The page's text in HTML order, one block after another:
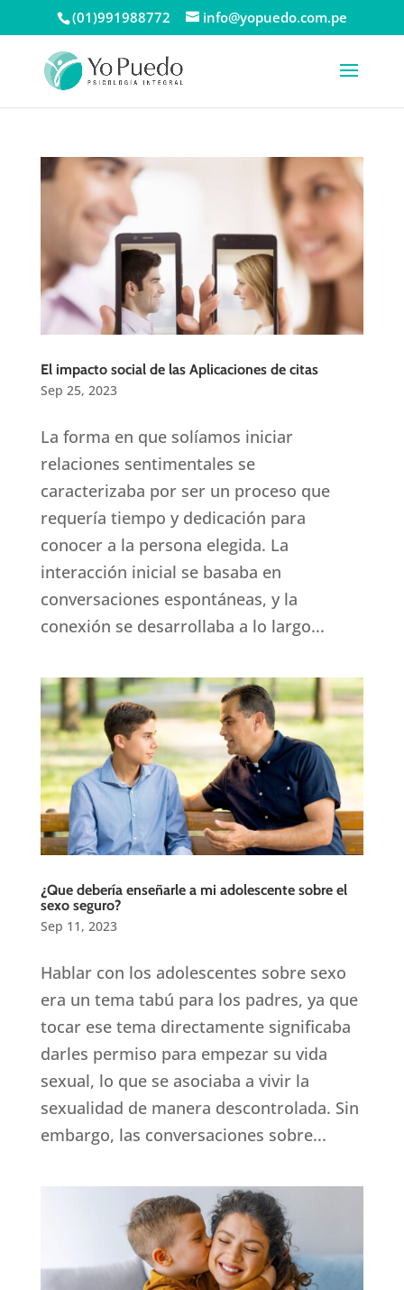
(01)991988772 info@yopuedo.com.pe
El impacto social de las Aplicaciones de citas
Sep 25, 2023
La forma en que solíamos iniciar
relaciones sentimentales se
caracterizaba por ser un proceso que
requería tiempo y dedicación para
conocer a la persona elegida. La
interacción inicial se basaba en
conversaciones espontáneas, y la
conexión se desarrollaba a lo largo...
¿Que debería enseñarle a mi adolescente sobre el
sexo seguro?
Sep 11, 2023
Hablar con los adolescentes sobre sexo
era un tema tabú para los padres, ya que
tocar ese tema directamente significaba
darles permiso para empezar su vida
sexual, lo que se asociaba a vivir la
sexualidad de manera descontrolada. Sin
embargo, las conversaciones sobre...